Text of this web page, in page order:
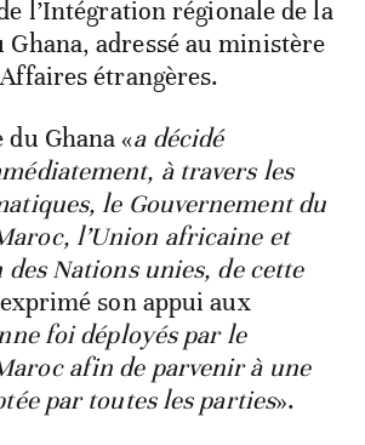
l’Intégration régionale de la
Ghana, adressé au ministère
étrangères.
Ghana «a décidé
à travers les
le Gouvernement du
l’Union africaine et
des Nations unies, de cette
son appui aux
foi déployés par le
afin de parvenir à une
par toutes les parties».